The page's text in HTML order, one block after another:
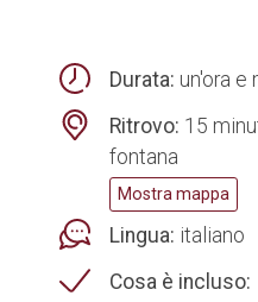
Durata: un'ora e
Ritrovo: 15
fontana
Mostra mappa
Lingua: italiano
Cosa è incluso: